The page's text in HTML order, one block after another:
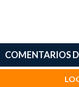
COMENTARIOS